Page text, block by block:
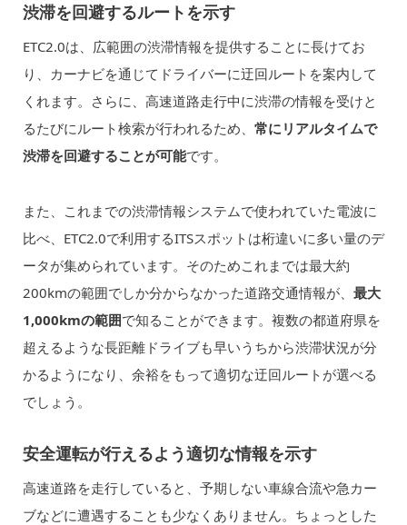
渋滞を回避するルートを示す
ETC2.0は、広範囲の渋滞情報を提供することに長けてお
り、カーナビを通じてドライバーに迂回ルートを案内して
くれます。さらに、高速道路走行中に渋滞の情報を受けと
るたびにルート検索が行われるため、 常にリアルタイムで
渋滞を回避することが可能です。
また、これまでの渋滞情報システムで使われていた電波に
比べ、ETC2.0で利用するITSスポットは桁違いに多い量のデ
ータが集められています。そのためこれまでは最大約
200kmの範囲でしか分からなかった道路交通情報が、 最大
1,000kmの範囲で知ることができます。複数の都道府県を
超えるような長距離ドライブも早いうちから渋滞状況が分
かるようになり、余裕をもって適切な迂回ルートが選べる
でしょう。
安全運転が行えるよう適切な情報を示す
高速道路を走行していると、予期しない車線合流や急カー
ブなどに遭遇することも少なくありません。ちょっとした